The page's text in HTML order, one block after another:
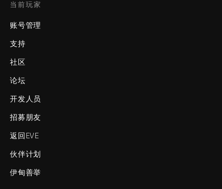
当前玩家
账号管理
支持
社区
论坛
开发人员
招募朋友
返回EVE
伙伴计划
伊甸善举